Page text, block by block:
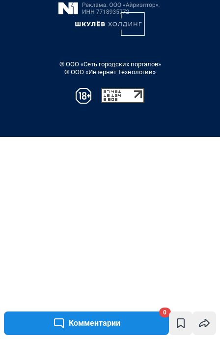
Комментарии
0